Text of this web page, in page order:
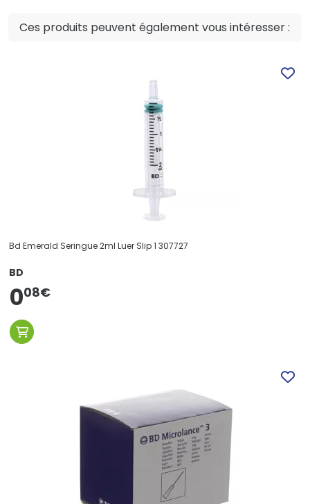
Ces produits peuvent également vous intéresser :
Bd Emerald Seringue 2ml Luer Slip 1 307727
BD
008€